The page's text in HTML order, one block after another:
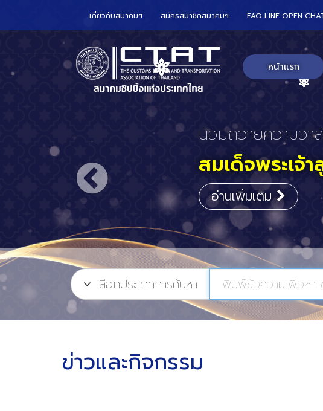
CTAT เข้าร่วมงานสั
ร่วมกับสถานเ
อาณาจักร
ประจำประเทศไ
อ่านเพิ่มเติม
เกี่ยวกับสมาคมฯ สมัครสมาชิกสมาคมฯ FAQ LINE OPEN
หน้าแรก
เลือกประเภทการค้นหา
ข่าวและกิจกรรม